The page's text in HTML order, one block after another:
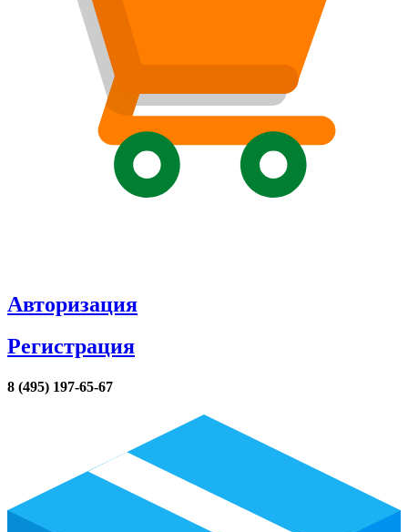
Авторизация
Регистрация
8 (495) 197-65-67